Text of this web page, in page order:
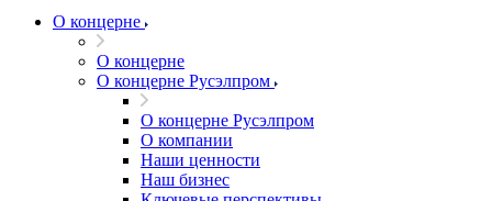
О концерне
О концерне
О концерне Русэлпром
О концерне Русэлпром
О компании
Наши ценности
Наш бизнес